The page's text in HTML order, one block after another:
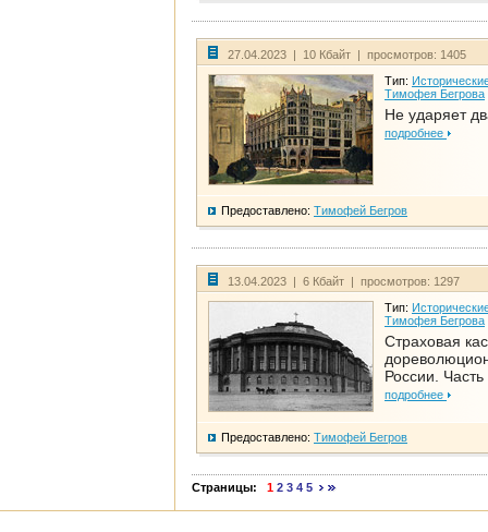
27.04.2023 | 10 Кбайт | просмотров: 1405
Тип:
Тимофея Бегрова
Не ударяет
подробнее
Предоставлено: Тимофей Бегров
13.04.2023 | 6 Кбайт | просмотров: 1297
Тип:
Тимофея Бегрова
Страховая
России. Часть
подробнее
Предоставлено: Тимофей Бегров
Страницы: 1 2 3 4 5